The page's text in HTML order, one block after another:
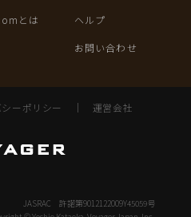
とは ヘルプ
お問い合わせ
ーポリシー ｜ 運営会社
JASRAC 許諾第9012122009Y45059号